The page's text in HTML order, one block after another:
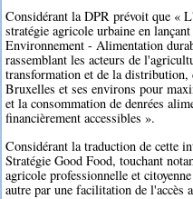
Considérant la DPR prévoit que «
stratégie agricole urbaine en
Environnement - Alimentation
rassemblant les acteurs de
transformation et de la
Bruxelles et ses environs pour
et la consommation de denrées
financièrement accessibles ».
Considérant la traduction de cette
Stratégie Good Food, touchant
agricole professionnelle et
autre par une facilitation de l'accès